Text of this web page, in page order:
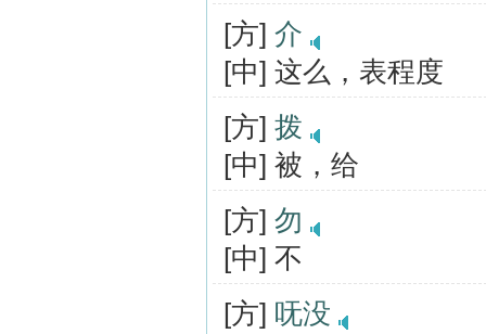
[方] 介
[中] 这么，表程度
[方] 拨
[中] 被，给
[方] 勿
[中] 不
[方] 呒没